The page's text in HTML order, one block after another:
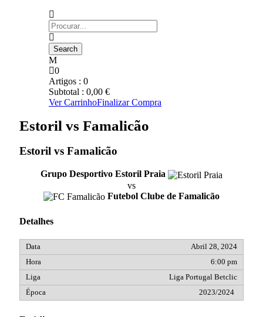
0
Artigos : 0
Subtotal : 0,00 €
Ver CarrinhoFinalizar Compra
Estoril vs Famalicão
Estoril vs Famalicão
Grupo Desportivo Estoril Praia
vs
Futebol Clube de Famalicão
Detalhes
Abril 28, 2024
6:00 pm
Liga Portugal Betclic
2023/2024